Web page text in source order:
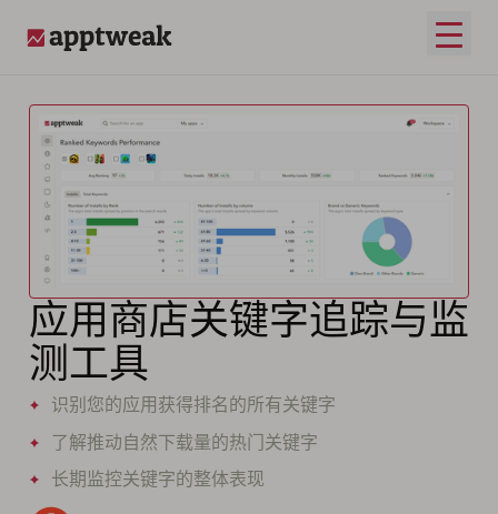
打开
应用商店关键字追踪与监
测工具
识别您的应用获得排名的所有关键字
了解推动自然下载量的热门关键字
长期监控关键字的整体表现